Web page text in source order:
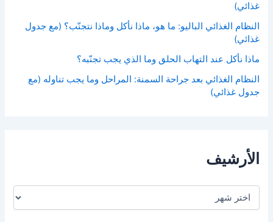
غذائي)
النظام الغذائي الباليو: ما هو، ماذا نأكل وماذا نتجنّب؟ (مع جدول
غذائي)
ماذا نأكل عند التهاب الحلق وما الذي يجب تجنّبه؟
النظام الغذائي بعد جراحة السمنة: المراحل وما يجب تناوله (مع
جدول غذائي)
الأرشيف